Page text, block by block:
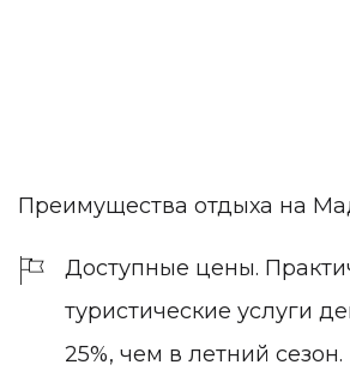
Преимущества отдыха на
Доступные цены.
туристические услуги
25%, чем в летний сезон.